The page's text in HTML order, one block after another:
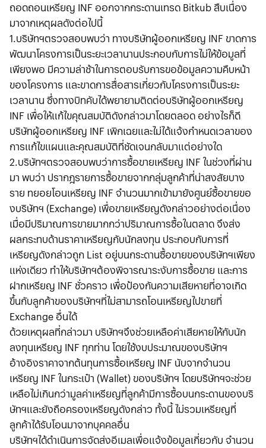
ถอดถอนเหรียญ INF ออกจากกระดานเทรด Bitkub สืบเนื่อง
มาจากเหตุผลดังต่อไปนี้
1.บริษัทฯตรวจสอบพบว่า ทางบริษัทผู้ออกเหรียญ INF ขาดการ
พัฒนาโครงการเป็นระยะเวลานานประกอบกับการไม่ให้ข้อมูลที่
เพียงพอ มีความล่าช้าในการตอบรับการขอข้อมูลความคืบหน้า
ของโครงการ และขาดการสื่อสารเกี่ยวกับโครงการเป็นระยะ
เวลานาน ซึ่งทางบิทคับได้พยายามติดต่อบริษัทผู้ออกเหรียญ
INF เพื่อให้แก้ไขคุณสมบัติดังกล่าวมาโดยตลอด อย่างไรก็ดี
บริษัทผู้ออกเหรียญ INF เพิกเฉยและไม่ได้แจ้งกำหนดเวลาของ
การแก้ไขแผนและคุณสมบัติที่ชัดเจนกลับมาแต่อย่างใด
2.บริษัทฯตรวจสอบพบว่าการซื้อขายเหรียญ INF ในช่วงที่ผ่าน
มา พบว่า ปรากฎรายการซื้อขายจากกลุ่มลูกค้าที่น่าสงสัยบาง
ราย ทยอยโอนเหรียญ INF จำนวนมากเข้ามายังศูนย์ซื้อขายขอ
งบริษัทฯ (Exchange) เพื่อขายเหรียญดังกล่าวอย่างต่อเนื่อง
เมื่อมีปริมาณการขายมากกว่าปริมาณการซื้อในตลาด จึงส่ง
ผลกระทบด้านราคาเหรียญกับนักลงทุน ประกอบกับการที่
เหรียญดังกล่าวถูก List อยู่บนกระดานซื้อขายของบริษัทฯเพียง
แห่งเดียว ทำให้บริษัทฯต้องพิจารณาระงับการซื้อขาย และการ
ฝากเหรียญ INF ชั่วคราว เพื่อป้องกันความเสียหายที่อาจเกิด
ขึ้นกับลูกค้าของบริษัทฯที่ไม่สามารถโอนเหรียญไปขายที่
Exchange อื่นได้
ด้วยเหตุผลที่กล่าวมา บริษัทฯจึงช่วยเหลือค่าเสียหายให้กับนัก
ลงทุนเหรียญ INF ทุกท่าน โดยใช้งบประมาณของบริษัทฯ
อ้างอิงราคาจากต้นทุนการซื้อเหรียญ INF นับจากจำนวน
เหรียญ INF ในกระเป๋า (Wallet) ของบริษัทฯ โดยบริษัทฯจะช่วย
เหลือไม่เกินกว่ามูลค่าเหรียญที่ลูกค้ามีการซื้อบนกระดานของบริ
ษัทฯและยังถือครองเหรียญดังกล่าว ทั้งนี้ ไม่รวมเหรียญที่
ลูกค้าได้รับโอนมาจากบุคคลอื่น
บริษัทฯได้ดำเนินการจัดส่งอีเมลเพื่อแจ้งข้อมูลเกี่ยวกับ จำนวน